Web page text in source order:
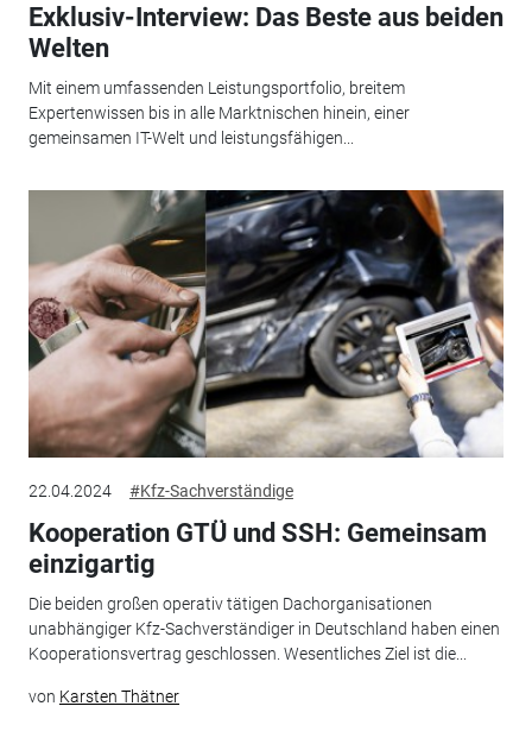
Exklusiv-Interview: Das Beste aus beiden
Welten
Mit einem umfassenden Leistungsportfolio, breitem
Expertenwissen bis in alle Marktnischen hinein, einer
gemeinsamen IT-Welt und leistungsfähigen...
22.04.2024 #Kfz-Sachverständige
Kooperation GTÜ und SSH: Gemeinsam
einzigartig
Die beiden großen operativ tätigen Dachorganisationen
unabhängiger Kfz-Sachverständiger in Deutschland haben einen
Kooperationsvertrag geschlossen. Wesentliches Ziel ist die...
von Karsten Thätner